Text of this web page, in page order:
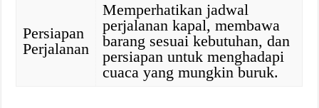
Persiapan
Perjalanan
Memperhatikan jadwal
perjalanan kapal, membawa
barang sesuai kebutuhan, dan
persiapan untuk menghadapi
cuaca yang mungkin buruk.